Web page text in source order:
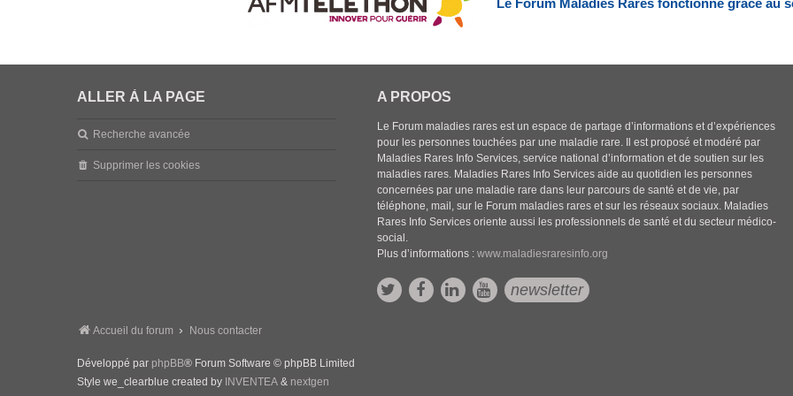
Le Forum Maladies Rares fonctionne grâce au
ALLER À LA PAGE
Recherche avancée
Supprimer les cookies
A PROPOS
Le Forum maladies rares est un espace de partage d’informations et d’expériences
pour les personnes touchées par une maladie rare. Il est proposé et modéré par
Maladies Rares Info Services, service national d’information et de soutien sur les
maladies rares. Maladies Rares Info Services aide au quotidien les personnes
concernées par une maladie rare dans leur parcours de santé et de vie, par
téléphone, mail, sur le Forum maladies rares et sur les réseaux sociaux. Maladies
Rares Info Services oriente aussi les professionnels de santé et du secteur médico-
social.
Plus d’informations :www.maladiesraresinfo.org
newsletter
Accueil du forum Nous contacter
Développé par phpBB® Forum Software © phpBB Limited
Style we_clearblue created by INVENTEA & nextgen